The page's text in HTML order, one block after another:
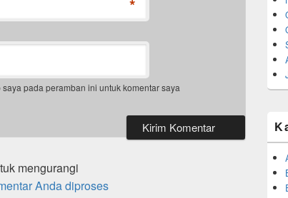
*
pada peramban ini untuk komentar saya
mengurangi
Anda diproses